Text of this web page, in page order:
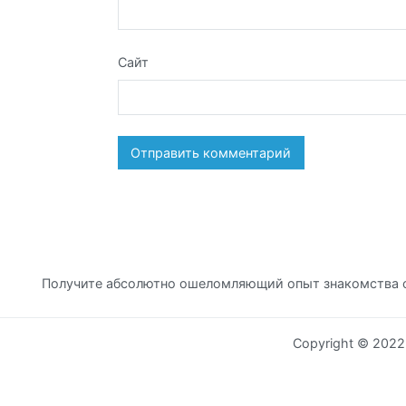
Сайт
Получите абсолютно ошеломляющий опыт
Copyright ©